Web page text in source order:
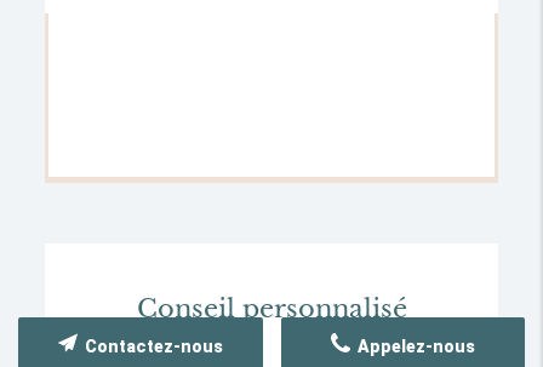
Conseil personnalisé
Appelez-nous
Contactez-nous